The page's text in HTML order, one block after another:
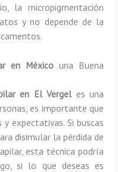
la micropigmentación
y no depende de la
en México una Buena
en El Vergeles una
es importante que
expectativas. Si buscas
disimular la pérdida de
esta técnica podría
si lo que deseas es